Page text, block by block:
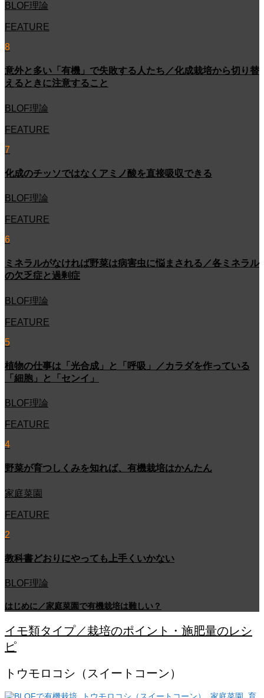
BLOF理論
FEATURE
8
意外と多い「有機」で失敗する人たち／化成栽培から切り替
えるときに注意すること
BLOF理論
FEATURE
7
化成のチッソではなくアミノ酸を直接吸収できる
BLOF理論
FEATURE
6
ミネラルがなければ野菜は病害虫に悩まされる／各ミネラル
の欠乏症と過剰症
BLOF理論
FEATURE
5
植物の仕事は「光合成」と「呼吸」／カラダを作っている
「細胞」と「センイ」
BLOF理論
FEATURE
4
野菜が育つしくみを知れば、有機栽培はかんたん
家庭菜園
FEATURE
2
教科書どおりにやっても上手くいかない
BLOF理論
はじめに／家庭菜園で有機栽培は難しい？
イモ類タイプ／栽培のポイント・施肥量のレシ
ピ
トウモロコシ（スイートコーン）